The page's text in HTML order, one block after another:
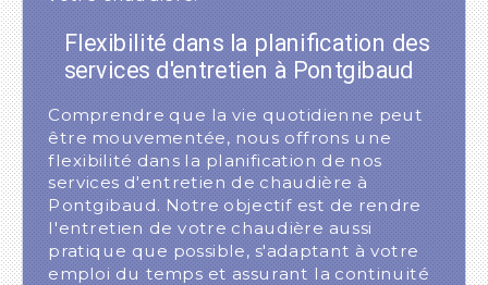
Flexibilité dans la planification des
services d'entretien à Pontgibaud
Comprendre que la vie quotidienne peut
être mouvementée, nous offrons une
flexibilité dans la planification de nos
services d'entretien de chaudière à
Pontgibaud. Notre objectif est de rendre
l'entretien de votre chaudière aussi
pratique que possible, s'adaptant à votre
emploi du temps et assurant la continuité